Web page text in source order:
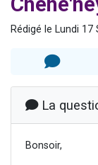
Rédigé le Lundi 17
La
Bonsoir,